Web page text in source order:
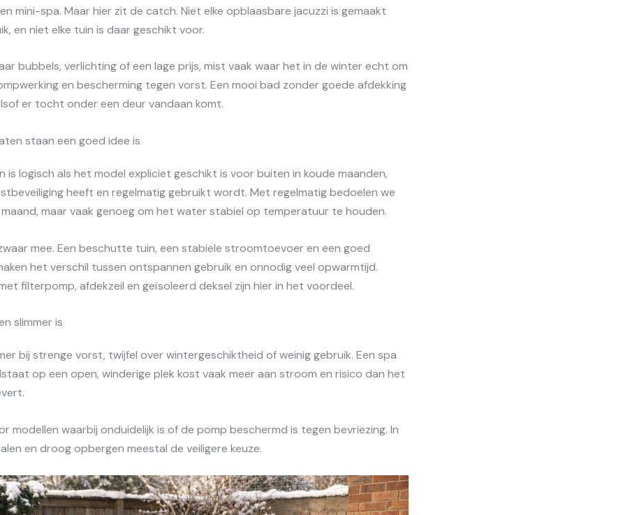
mini-spa. Maar hier zit de catch. Niet elke opblaasbare jacuzzi is gemaakt
en niet elke tuin is daar geschikt voor.
bubbels, verlichting of een lage prijs, mist vaak waar het in de winter echt om
en bescherming tegen vorst. Een mooi bad zonder goede afdekking
er tocht onder een deur vandaan komt.
staan een goed idee is
is logisch als het model expliciet geschikt is voor buiten in koude maanden,
heeft en regelmatig gebruikt wordt. Met regelmatig bedoelen we
maar vaak genoeg om het water stabiel op temperatuur te houden.
mee. Een beschutte tuin, een stabiele stroomtoevoer en een goed
het verschil tussen ontspannen gebruik en onnodig veel opwarmtijd.
filterpomp, afdekzeil en geïsoleerd deksel zijn hier in het voordeel.
slimmer is
bij strenge vorst, twijfel over wintergeschiktheid of weinig gebruik. Een spa
op een open, winderige plek kost vaak meer aan stroom en risico dan het
modellen waarbij onduidelijk is of de pomp beschermd is tegen bevriezing. In
en droog opbergen meestal de veiligere keuze.